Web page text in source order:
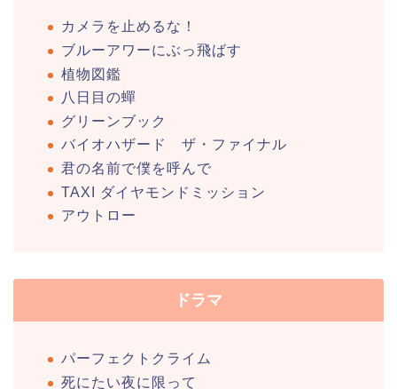
カメラを止めるな！
ブルーアワーにぶっ飛ばす
植物図鑑
八日目の蟬
グリーンブック
バイオハザード ザ・ファイナル
君の名前で僕を呼んで
TAXI ダイヤモンドミッション
アウトロー
ドラマ
パーフェクトクライム
死にたい夜に限って